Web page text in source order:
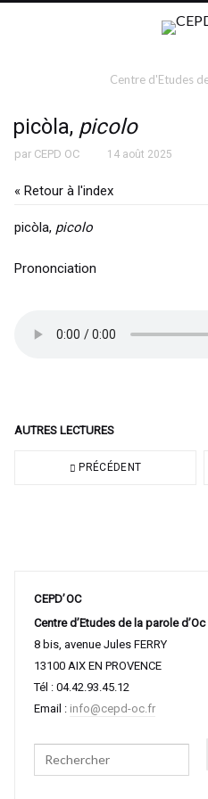
Centre d'Etudes
picòla, picolo
par CEPD OC 14 août 2025
« Retour à l'index
picòla, picolo
Prononciation
AUTRES LECTURES
PRÉCÉDENT
CEPD’OC
Centre d’Etudes de la parole d’Oc
8 bis, avenue Jules FERRY
13100 AIX EN PROVENCE
Tél : 04.42.93.45.12
Email : info@cepd-oc.fr
Search